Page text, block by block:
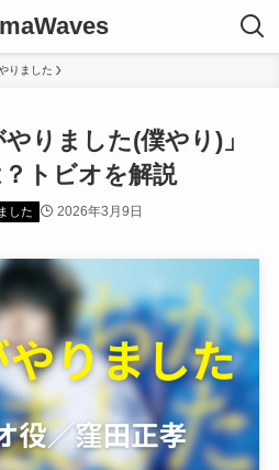
りました
りました(僕やり)」
トビオを解説
した 2026年3月9日